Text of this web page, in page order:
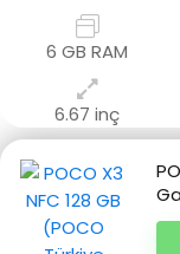
6 GB RAM
6.67 inç